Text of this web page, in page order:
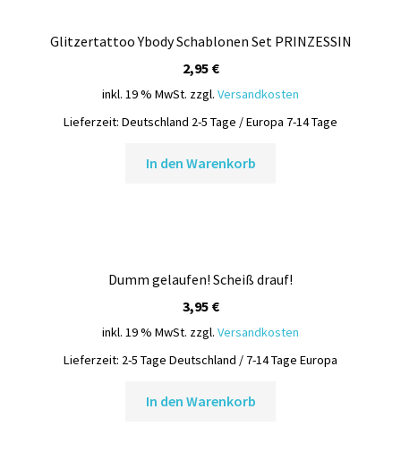
Glitzertattoo Ybody Schablonen Set PRINZESSIN
2,95 €
inkl. 19 % MwSt. zzgl. Versandkosten
Lieferzeit: Deutschland 2-5 Tage / Europa 7-14 Tage
In den Warenkorb
Dumm gelaufen! Scheiß drauf!
3,95 €
inkl. 19 % MwSt. zzgl. Versandkosten
Lieferzeit: 2-5 Tage Deutschland / 7-14 Tage Europa
In den Warenkorb